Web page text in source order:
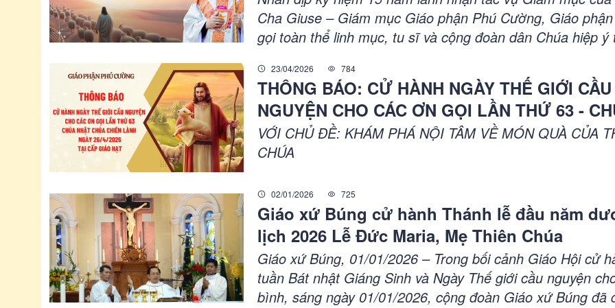
Cha Giuse – Giám mục Giáo phận Phú Cường, Giáo
gọi toàn thể linh mục, tu sĩ và cộng đoàn dân Chúa hiệp ý
lễ tạ ơn sẽ được cử hành trọng thể trong ngày Tĩnh tâm
của linh mục đoàn, vào sáng ngày 05 tháng 5 năm 2026 tại
thờ Chánh Tòa Phú Cường, cùng với các sinh hoạt thiêng
chuẩn bị trước đó trong toàn Giáo phận.
23/04/2026 784
THÔNG BÁO: CỬ HÀNH NGÀY THẾ GIỚI CẦU
NGUYỆN CHO CÁC ƠN GỌI LẦN THỨ 63 -
NHẬT CHÚA CHIÊN LÀNH, NGÀY 26/4/2026 -
CẤP GIÁO HẠT
VỚI CHỦ ĐỀ: KHÁM PHÁ NỘI TÂM VỀ MÓN QUÀ CỦA
CHÚA
02/01/2026 725
Giáo xứ Búng cử hành Thánh lễ đầu năm
lịch 2026 Lễ Đức Maria, Mẹ Thiên Chúa
Giáo xứ Búng, 01/01/2026 – Trong bối cảnh Giáo Hội cử
tuần Bát nhật Giáng Sinh và Ngày Thế giới cầu nguyện
bình, sáng ngày 01/01/2026, cộng đoàn Giáo xứ Búng đã